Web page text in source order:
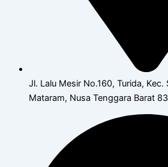
Jl. Lalu Mesir No.160, Turida, Kec.
Mataram, Nusa Tenggara Barat